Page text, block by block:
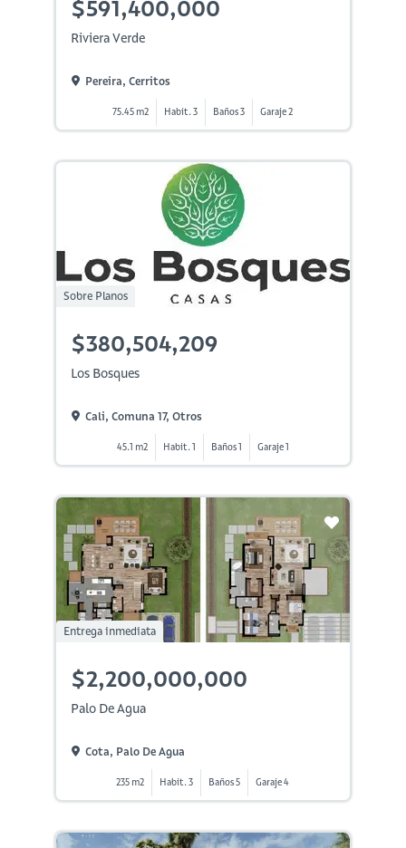
$591,400,000
Riviera Verde
Pereira, Cerritos
75.45 m2 Habit. 3 Baños 3 Garaje 2
Sobre Planos
$380,504,209
Los Bosques
Cali, Comuna 17, Otros
45.1 m2 Habit. 1 Baños 1 Garaje 1
Entrega inmediata
$2,200,000,000
Palo De Agua
Cota, Palo De Agua
235 m2 Habit. 3 Baños 5 Garaje 4